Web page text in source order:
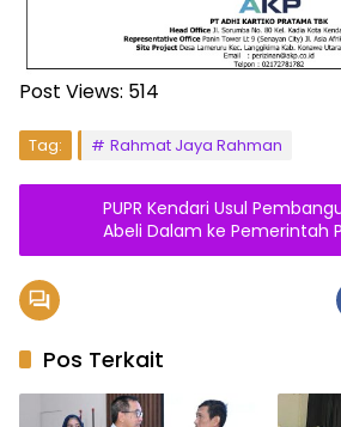
Post Views: 514
Tag: Rahmat Jaya Rahman
PUPR Kendari Usul
Abeli Dalam ke Pemerintah
Pos Terkait